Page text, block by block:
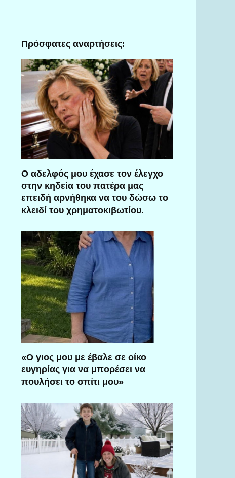
Πρόσφατες αναρτήσεις:
Ο αδελφός μου έχασε τον έλεγχο
στην κηδεία του πατέρα μας
επειδή αρνήθηκα να του δώσω το
κλειδί του χρηματοκιβωτίου.
«Ο γιος μου με έβαλε σε οίκο
ευγηρίας για να μπορέσει να
πουλήσει το σπίτι μου»